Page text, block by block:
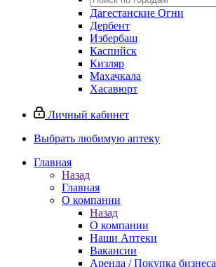
Дагестанские Огни
Дербент
Избербаш
Каспийск
Кизляр
Махачкала
Хасавюрт
Личный кабинет
Выбрать любимую аптеку
Главная
Назад
Главная
О компании
Назад
О компании
Наши Аптеки
Вакансии
Аренда / Покупка бизнеса